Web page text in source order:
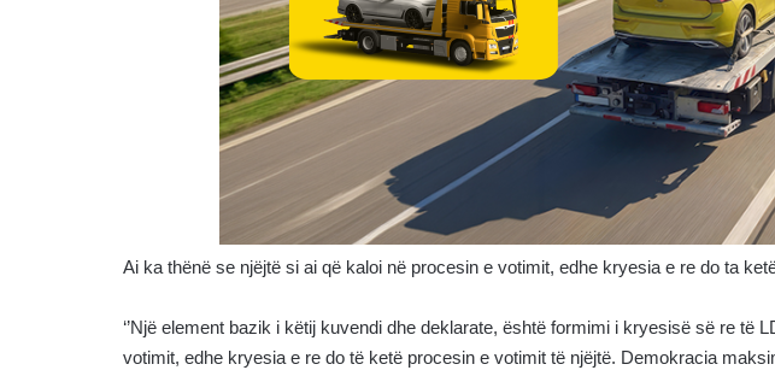
Ai ka thënë se njëjtë si ai që kaloi në procesin e votimit, edhe kryesia e re do ta
‘’Një element bazik i këtij kuvendi dhe deklarate, është formimi i kryesisë së re të
votimit, edhe kryesia e re do të ketë procesin e votimit të njëjtë. Demokracia